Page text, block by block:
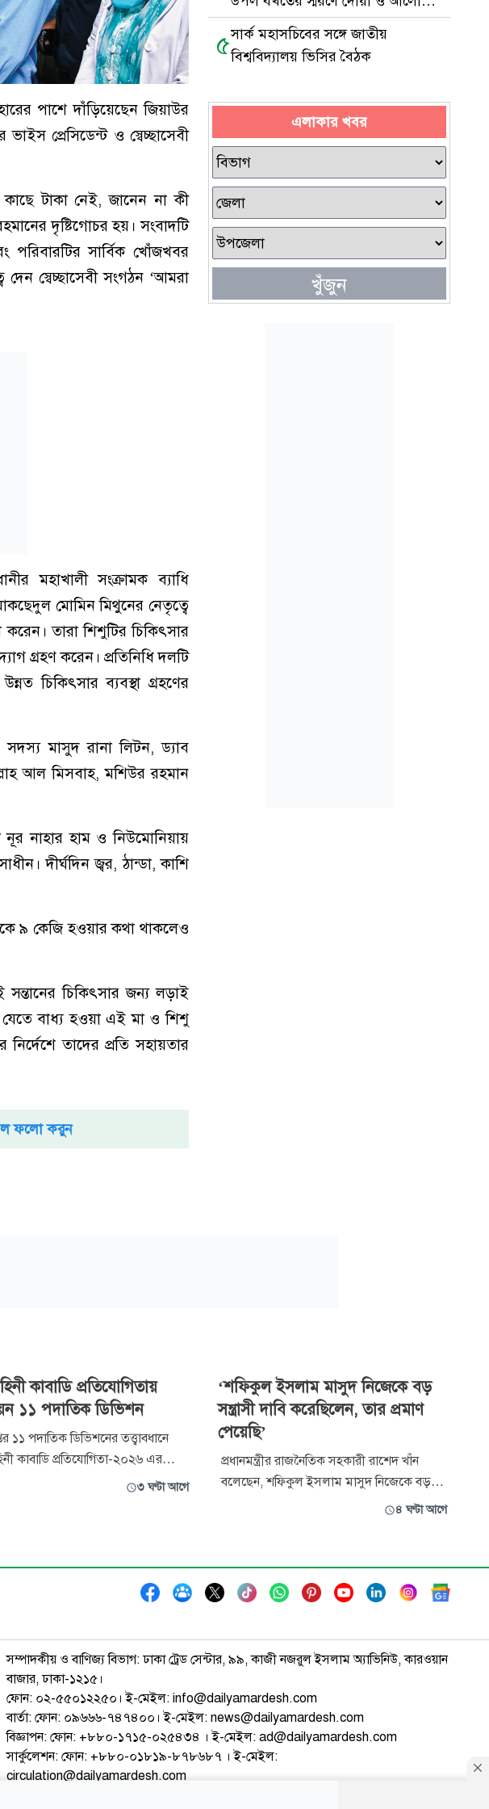
পাশে দাঁড়িয়েছেন জিয়াউর
প্রেসিডেন্ট ও স্বেচ্ছাসেবী
টাকা নেই, জানেন না কী
দৃষ্টিগোচর হয়। সংবাদটি
পরিবারটির সার্বিক খোঁজখবর
দেন স্বেচ্ছাসেবী সংগঠন ‘আমরা
মহাখালী সংক্রামক ব্যাধি
মোমিন মিথুনের নেতৃত্বে
করেন। তারা শিশুটির চিকিৎসার
গ্রহণ করেন। প্রতিনিধি দলটি
চিকিৎসার ব্যবস্থা গ্রহণের
মাসুদ রানা লিটন, ড্যাব
আল মিসবাহ, মশিউর রহমান
নূর নাহার হাম ও নিউমোনিয়ায়
দীর্ঘদিন জ্বর, ঠান্ডা, কাশি
৯ কেজি হওয়ার কথা থাকলেও
চিকিৎসার জন্য লড়াই
যেতে বাধ্য হওয়া এই মা ও শিশু
তাদের প্রতি সহায়তার
ফলো করুন
সভা
৫সার্ক মহাসচিবের সঙ্গে জাতীয়
বিশ্ববিদ্যালয় ভিসির বৈঠক
এলাকার খবর
খুঁজুন
কাবাডি প্রতিযোগিতায়
১১ পদাতিক ডিভিশন
১১ পদাতিক ডিভিশনের তত্ত্বাবধানে
কাবাডি প্রতিযোগিতা-২০২৬ এর
ও পুরস্কার বিতরণী অনুষ্ঠান সমাপ্ত
জেনারেল মোহা. হোসাইন আল
৩ ঘণ্টা আগে
‘শফিকুল ইসলাম মাসুদ নিজেকে বড়
সন্ত্রাসী দাবি করেছিলেন, তার প্রমাণ
পেয়েছি’
প্রধানমন্ত্রীর রাজনৈতিক সহকারী রাশেদ খাঁন
বলেছেন, শফিকুল ইসলাম মাসুদ নিজেকে বড়
সন্ত্রাসী দাবি করেছিলেন, আমরা তার প্রমাণ
কথা বলেন।
৪ ঘণ্টা আগে
সম্পাদকীয় ও বাণিজ্য বিভাগ: ঢাকা ট্রেড সেন্টার, ৯৯, কাজী নজরুল ইসলাম অ্যাভিনিউ, কারওয়ান
বাজার, ঢাকা-১২১৫।
ফোন: ০২-৫৫০১২২৫০। ই-মেইল: info@dailyamardesh.com
বার্তা: ফোন: ০৯৬৬৬-৭৪৭৪০০। ই-মেইল: news@dailyamardesh.com
বিজ্ঞাপন: ফোন: +৮৮০-১৭১৫-০২৫৪৩৪ । ই-মেইল: ad@dailyamardesh.com
সার্কুলেশন: ফোন: +৮৮০-০১৮১৯-৮৭৮৬৮৭ । ই-মেইল:
circulation@dailyamardesh.com